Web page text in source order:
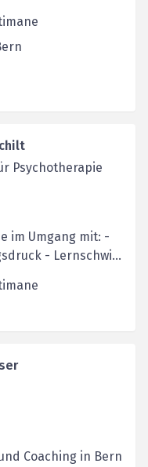
Psychotherapie
im Umgang mit: -
- Lernschwi...
Coaching in Bern